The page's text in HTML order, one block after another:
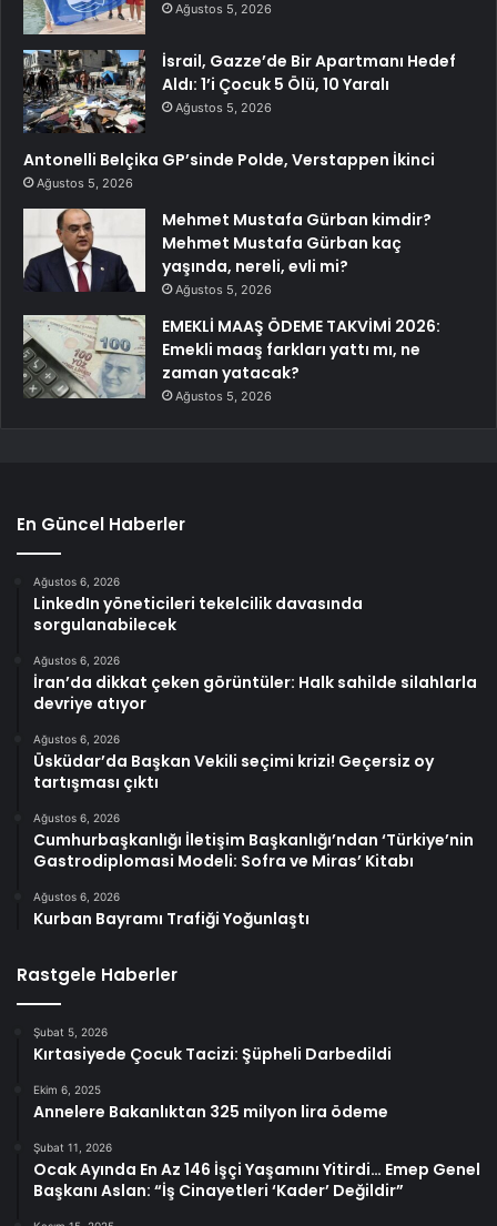
Ağustos 5, 2026
İsrail, Gazze’de Bir Apartmanı Hedef
Aldı: 1’i Çocuk 5 Ölü, 10 Yaralı
Ağustos 5, 2026
Antonelli Belçika GP’sinde Polde, Verstappen İkinci
Ağustos 5, 2026
Mehmet Mustafa Gürban kimdir?
Mehmet Mustafa Gürban kaç
yaşında, nereli, evli mi?
Ağustos 5, 2026
EMEKLİ MAAŞ ÖDEME TAKVİMİ 2026:
Emekli maaş farkları yattı mı, ne
zaman yatacak?
Ağustos 5, 2026
En Güncel Haberler
Ağustos 6, 2026
LinkedIn yöneticileri tekelcilik davasında
sorgulanabilecek
Ağustos 6, 2026
İran’da dikkat çeken görüntüler: Halk sahilde silahlarla
devriye atıyor
Ağustos 6, 2026
Üsküdar’da Başkan Vekili seçimi krizi! Geçersiz oy
tartışması çıktı
Ağustos 6, 2026
Cumhurbaşkanlığı İletişim Başkanlığı’ndan ‘Türkiye’nin
Gastrodiplomasi Modeli: Sofra ve Miras’ Kitabı
Ağustos 6, 2026
Kurban Bayramı Trafiği Yoğunlaştı
Rastgele Haberler
Şubat 5, 2026
Kırtasiyede Çocuk Tacizi: Şüpheli Darbedildi
Ekim 6, 2025
Annelere Bakanlıktan 325 milyon lira ödeme
Şubat 11, 2026
Ocak Ayında En Az 146 İşçi Yaşamını Yitirdi… Emep Genel
Başkanı Aslan: “İş Cinayetleri ‘Kader’ Değildir”